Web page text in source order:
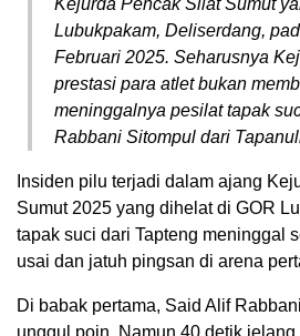
Kejurda Pencak Silat Sumut
Lubukpakam, Deliserdang,
Februari 2025. Seharusnya
prestasi para atlet bukan
meninggalnya pesilat tapak
Rabbani Sitompul dari
Insiden pilu terjadi dalam ajang
Sumut 2025 yang dihelat di GOR
tapak suci dari Tapteng meninggal
usai dan jatuh pingsan di arena
Di babak pertama, Said Alif